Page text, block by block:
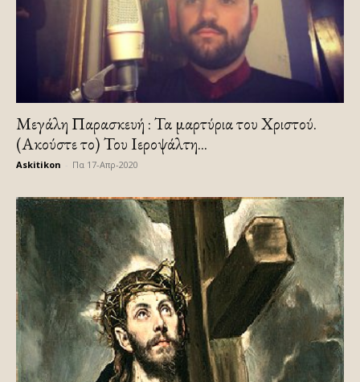
Μεγάλη Παρασκευή : Τα μαρτύρια του Χριστού.
(Ακούστε το) Του Ιεροψάλτη...
Askitikon Πα 17-Απρ-2020